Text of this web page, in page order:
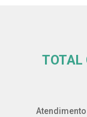
TOTAL